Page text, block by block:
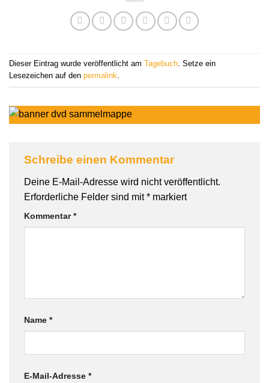
Dieser Eintrag wurde veröffentlicht am Tagebuch. Setze ein
Lesezeichen auf den permalink.
Schreibe einen Kommentar
Deine E-Mail-Adresse wird nicht veröffentlicht.
Erforderliche Felder sind mit* markiert
Kommentar*
Name *
E-Mail-Adresse *